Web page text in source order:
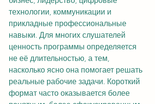
технологии, коммуникации и
прикладные профессиональные
навыки. Для многих слушателей
ценность программы определяется
не её длительностью, а тем,
насколько ясно она помогает решать
реальные рабочие задачи. Короткий
формат часто оказывается более